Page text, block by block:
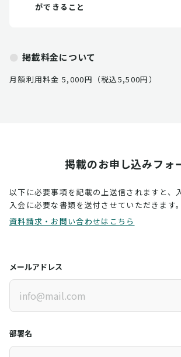
ができること
掲載料金について
月額利用料金 5,000円（税込5,500円）
掲載のお申し込みフォ
以下に必要事項を記載の上送信されますと、
入会に必要な書類を送付させていただきます。
資料請求・お問い合わせはこちら
メールアドレス
部署名